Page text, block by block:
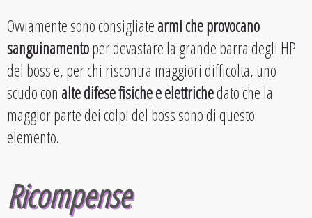
Ovviamente sono consigliatearmi che provocano
sanguinamentoper devastare la grande barra degli HP
del boss e, per chi riscontra maggiori difficolta, uno
scudo conalte difese fisiche e elettrichedato che la
maggior parte dei colpi del boss sono di questo
elemento.
Ricompense